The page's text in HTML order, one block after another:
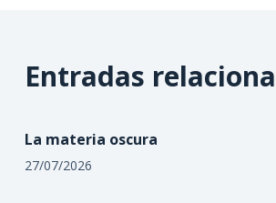
Entradas
La materia oscura
27/07/2026